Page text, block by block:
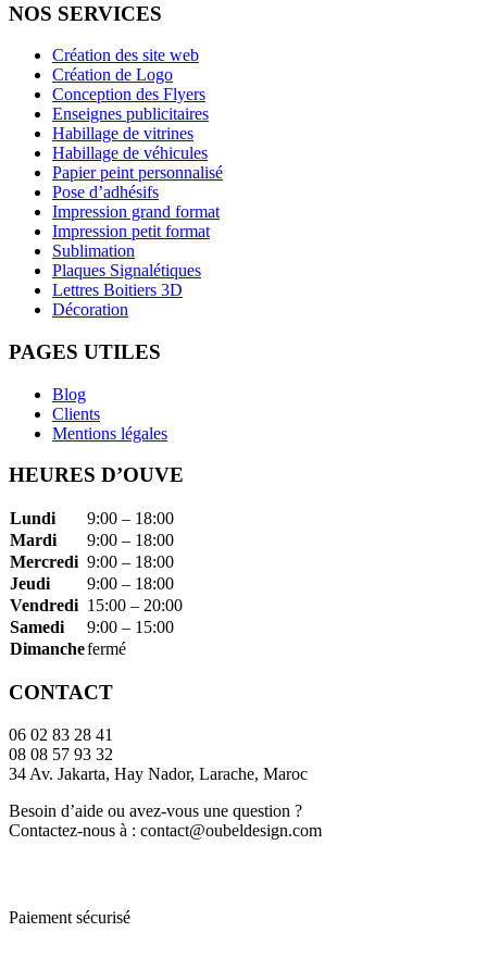
NOS SERVICES
Création des site web
Création de Logo
Conception des Flyers
Enseignes publicitaires
Habillage de vitrines
Habillage de véhicules
Papier peint personnalisé
Pose d’adhésifs
Impression grand format
Impression petit format
Sublimation
Plaques Signalétiques
Lettres Boitiers 3D
Décoration
PAGES UTILES
Blog
Clients
Mentions légales
HEURES D’OUVE
Lundi
9:00 – 18:00
Mardi
9:00 – 18:00
Mercredi 9:00 – 18:00
Jeudi
9:00 – 18:00
Vendredi 15:00 – 20:00
Samedi
9:00 – 15:00
Dimanchefermé
CONTACT
06 02 83 28 41
08 08 57 93 32
34 Av. Jakarta, Hay Nador, Larache, Maroc
Besoin d’aide ou avez-vous une question ?
Contactez-nous à : contact@oubeldesign.com
Paiement sécurisé